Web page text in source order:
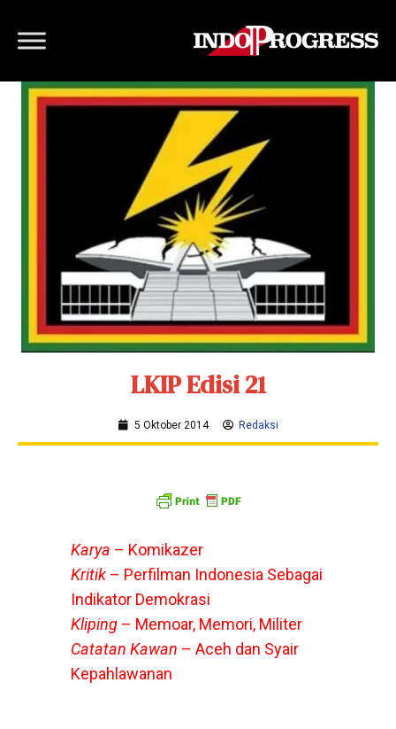
LKIP Edisi 21
5 Oktober 2014 Redaksi
Karya – Komikazer
Kritik – Perfilman Indonesia Sebagai
Indikator Demokrasi
Kliping – Memoar, Memori, Militer
Catatan Kawan – Aceh dan Syair
Kepahlawanan